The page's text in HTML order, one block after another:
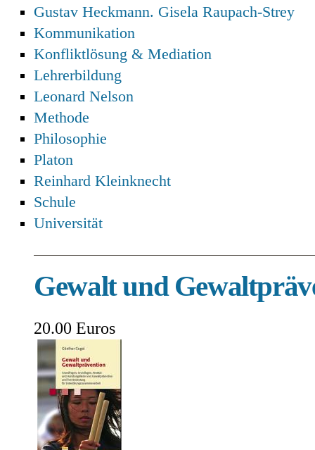
Gustav Heckmann. Gisela Raupach-Strey
Kommunikation
Konfliktlösung & Mediation
Lehrerbildung
Leonard Nelson
Methode
Philosophie
Platon
Reinhard Kleinknecht
Schule
Universität
Gewalt und
20.00 Euros